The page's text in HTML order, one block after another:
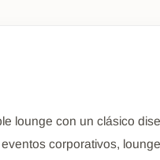
lounge con un clásico
corporativos,